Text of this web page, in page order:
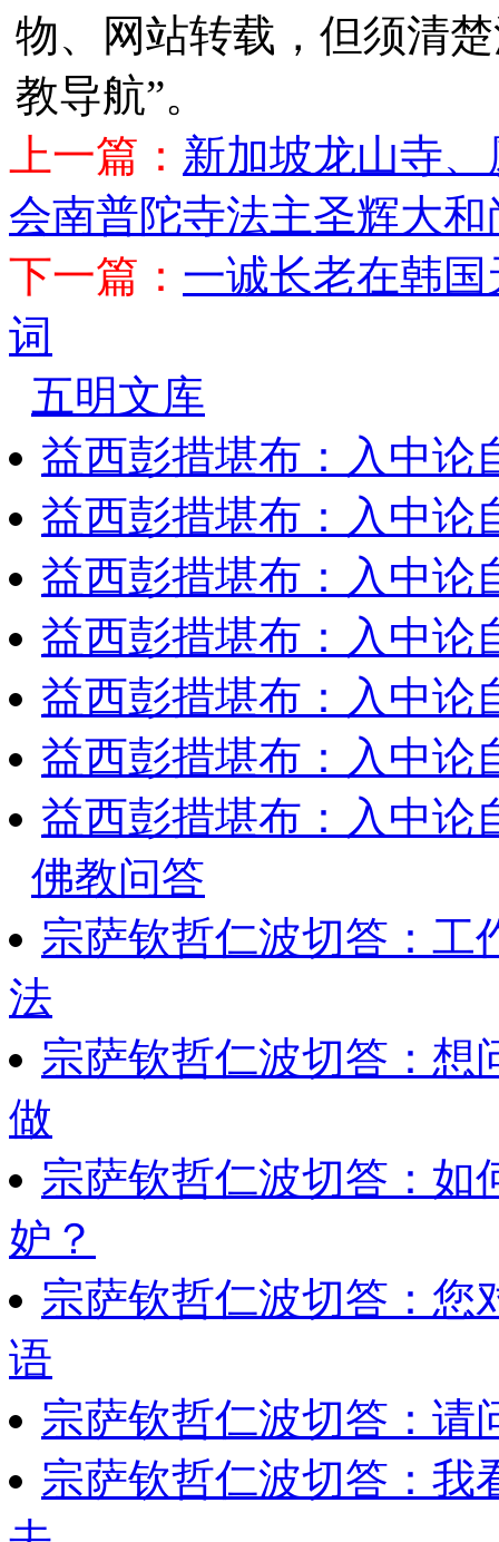
物、网站转载，但须清
教导航”。
上一篇： 新加坡龙山寺
会南普陀寺法主圣辉大和
下一篇： 一诚长老在韩
词
五明文库
益西彭措堪布：入中论
益西彭措堪布：入中论
益西彭措堪布：入中论
益西彭措堪布：入中论
益西彭措堪布：入中论
益西彭措堪布：入中论
益西彭措堪布：入中论
佛教问答
宗萨钦哲仁波切答：工
法
宗萨钦哲仁波切答：想
做
宗萨钦哲仁波切答：如
妒？
宗萨钦哲仁波切答：您
语
宗萨钦哲仁波切答：请
宗萨钦哲仁波切答：我